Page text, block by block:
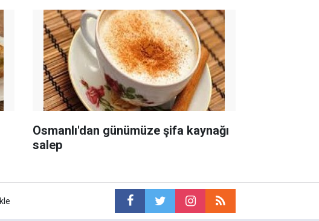
Osmanlı'dan günümüze şifa kaynağı
salep